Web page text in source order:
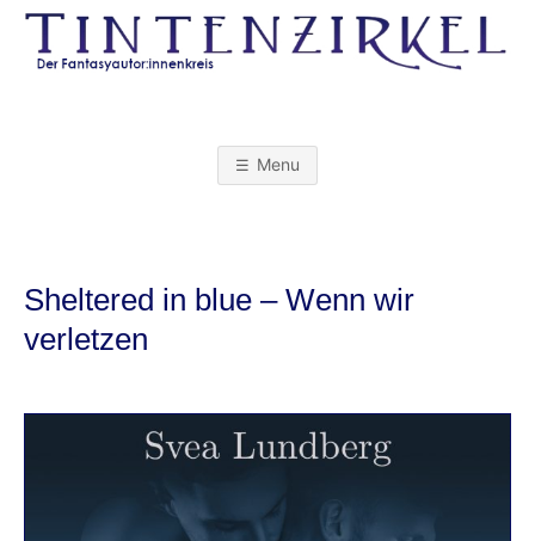
Skip
content
T
E
N
Menu
Sheltered in blue – Wenn wir
verletzen